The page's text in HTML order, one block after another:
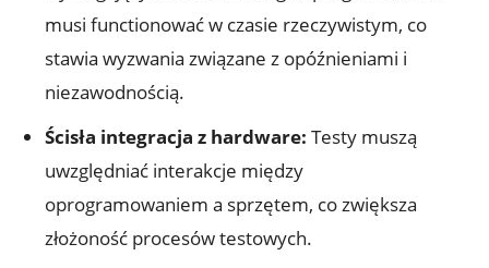
musi functionować w czasie rzeczywistym, co
stawia wyzwania związane z opóźnieniami i
niezawodnością.
Ścisła integracja z hardware: Testy muszą
uwzględniać interakcje między
oprogramowaniem a sprzętem, co zwiększa
złożoność procesów testowych.